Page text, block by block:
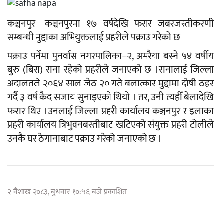
कञ्चनपुर। कञ्चनपुरमा १७ वर्षदेखि फरार जबरजस्तीकरणी
सम्बन्धी मुद्दाका अभियुक्तलाई प्रहरीले पक्राउ गरेको छ ।
पक्राउ पर्नेमा पुनर्वास नगरपालिका–२, अमरैया बस्ने ५४ वर्षीय
बुरु (बिरा) राना रहेको प्रहरीले जनाएको छ ।रानालाई जिल्ला
अदालतले २०६४ साल जेठ २० गते बलात्कार मुद्दामा दोषी ठहर
गर्दै ३ वर्ष कैद सजाय सुनाइएको थियो । तर, उनी त्यहीँ बेलादेखि
फरार थिए ।उनलाई जिल्ला प्रहरी कार्यालय कञ्चनपुर र इलाका
प्रहरी कार्यालय त्रिभुवनबस्तीबाट खटिएको संयुक्त प्रहरी टोलीले
उनकै घर ठेगानाबाट पक्राउ गरेको जनाएको छ ।
२ वैशाख २०८३, बुधवार १०:५६ बजे प्रकाशित